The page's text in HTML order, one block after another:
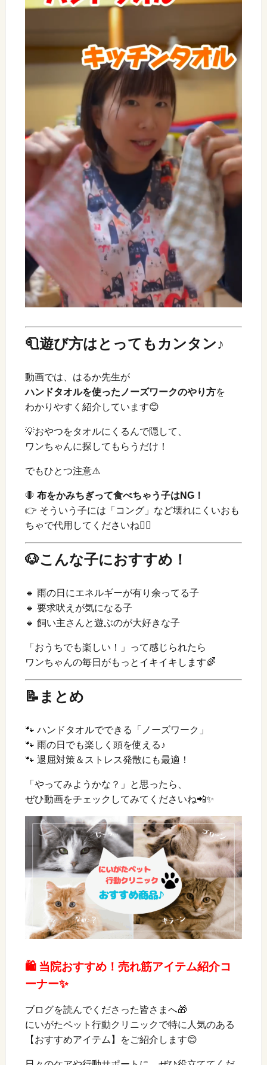
🧻遊び方はとってもカンタン♪
動画では、はるか先生が
ハンドタオルを使ったノーズワークのやり方を
わかりやすく紹介しています😊
💡おやつをタオルにくるんで隠して、
ワンちゃんに探してもらうだけ！
でもひとつ注意⚠️
🛑 布をかみちぎって食べちゃう子はNG！
👉 そういう子には「コング」など壊れにくいおも
ちゃで代用してくださいね🙆‍♀️
🐶こんな子におすすめ！
🔸 雨の日にエネルギーが有り余ってる子
🔸 要求吠えが気になる子
🔸 飼い主さんと遊ぶのが大好きな子
「おうちでも楽しい！」って感じられたら
ワンちゃんの毎日がもっとイキイキします🌈
📝まとめ
🐾 ハンドタオルでできる「ノーズワーク」
🐾 雨の日でも楽しく頭を使える♪
🐾 退屈対策＆ストレス発散にも最適！
「やってみようかな？」と思ったら、
ぜひ動画をチェックしてみてくださいね📲✨
🛍️ 当院おすすめ！売れ筋アイテム紹介コ
ーナー✨
ブログを読んでくださった皆さまへ🎁
にいがたペット行動クリニックで特に人気のある
【おすすめアイテム】をご紹介します😊